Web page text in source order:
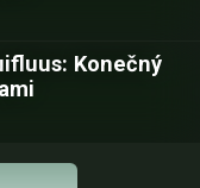
Konečný